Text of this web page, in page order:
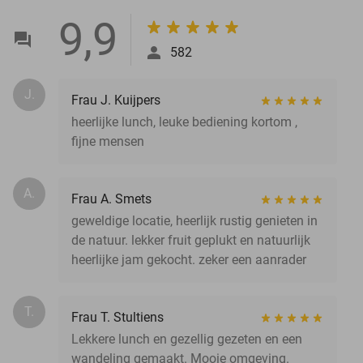
9,9 582
J.
Frau J. Kuijpers
heerlijke lunch, leuke bediening kortom ,
fijne mensen
A.
Frau A. Smets
geweldige locatie, heerlijk rustig genieten in
de natuur. lekker fruit geplukt en natuurlijk
heerlijke jam gekocht. zeker een aanrader
T.
Frau T. Stultiens
Lekkere lunch en gezellig gezeten en een
wandeling gemaakt. Mooie omgeving.